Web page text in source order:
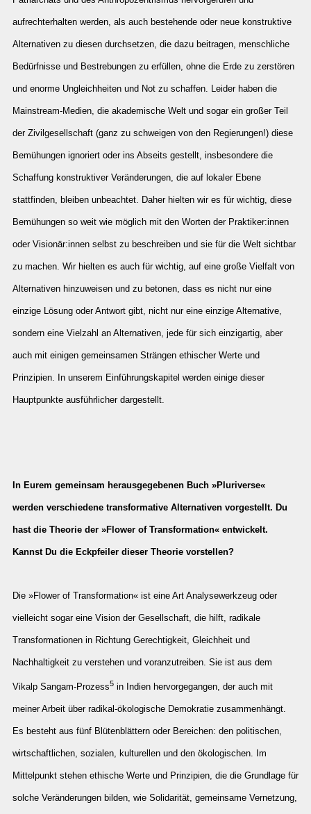
aufrechterhalten werden, als auch bestehende oder neue konstruktive
Alternativen zu diesen durchsetzen, die dazu beitragen, menschliche
Bedürfnisse und Bestrebungen zu erfüllen, ohne die Erde zu zerstören
und enorme Ungleichheiten und Not zu schaffen. Leider haben die
Mainstream-Medien, die akademische Welt und sogar ein großer Teil
der Zivilgesellschaft (ganz zu schweigen von den Regierungen!) diese
Bemühungen ignoriert oder ins Abseits gestellt, insbesondere die
Schaffung konstruktiver Veränderungen, die auf lokaler Ebene
stattfinden, bleiben unbeachtet. Daher hielten wir es für wichtig, diese
Bemühungen so weit wie möglich mit den Worten der Praktiker:innen
oder Visionär:innen selbst zu beschreiben und sie für die Welt sichtbar
zu machen. Wir hielten es auch für wichtig, auf eine große Vielfalt von
Alternativen hinzuweisen und zu betonen, dass es nicht nur eine
einzige Lösung oder Antwort gibt, nicht nur eine einzige Alternative,
sondern eine Vielzahl an Alternativen, jede für sich einzigartig, aber
auch mit einigen gemeinsamen Strängen ethischer Werte und
Prinzipien. In unserem Einführungskapitel werden einige dieser
Hauptpunkte ausführlicher dargestellt.
In Eurem gemeinsam herausgegebenen Buch »Pluriverse«
werden verschiedene transformative Alternativen vorgestellt. Du
hast die Theorie der »Flower of Transformation« entwickelt.
Kannst Du die Eckpfeiler dieser Theorie vorstellen?
Die »Flower of Transformation« ist eine Art Analysewerkzeug oder
vielleicht sogar eine Vision der Gesellschaft, die hilft, radikale
Transformationen in Richtung Gerechtigkeit, Gleichheit und
Nachhaltigkeit zu verstehen und voranzutreiben. Sie ist aus dem
Vikalp Sangam-Prozess5in Indien hervorgegangen, der auch mit
meiner Arbeit über radikal-ökologische Demokratie zusammenhängt.
Es besteht aus fünf Blütenblättern oder Bereichen: den politischen,
wirtschaftlichen, sozialen, kulturellen und den ökologischen. Im
Mittelpunkt stehen ethische Werte und Prinzipien, die die Grundlage für
solche Veränderungen bilden, wie Solidarität, gemeinsame Vernetzung,